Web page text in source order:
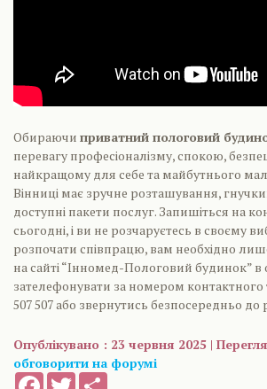
Обираючи приватний пологовий
перевагу професіоналізму, спокою,
найкращому для себе та майбутнього
Вінниці має зручне розташування,
доступні пакети послуг. Запишіться на
сьогодні, і ви не розчаруєтесь в своєму
розпочати співпрацю, вам необхідно
на сайті “Інномед-Пологовий будинок”
зателефонувати за номером контактного
507 507 або звернутись безпосередньо до
Опублікувано : 23 червня 2025 |
обговорити на форумі
FacebookTwitter